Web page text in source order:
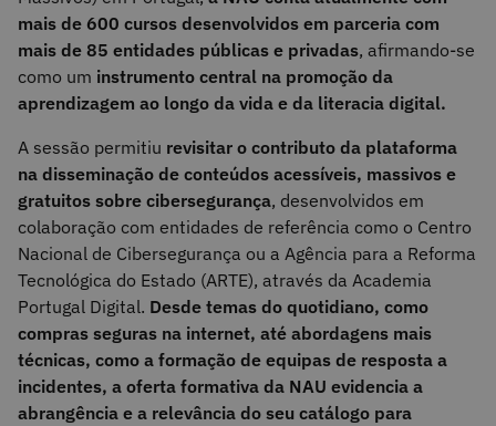
mais de 600 cursos desenvolvidos em parceria com
mais de 85 entidades públicas e privadas, afirmando-se
como um instrumento central na promoção da
aprendizagem ao longo da vida e da literacia digital.
A sessão permitiu revisitar o contributo da plataforma
na disseminação de conteúdos acessíveis, massivos e
gratuitos sobre cibersegurança, desenvolvidos em
colaboração com entidades de referência como o Centro
Nacional de Cibersegurança ou a Agência para a Reforma
Tecnológica do Estado (ARTE), através da Academia
Portugal Digital. Desde temas do quotidiano, como
compras seguras na internet, até abordagens mais
técnicas, como a formação de equipas de resposta a
incidentes, a oferta formativa da NAU evidencia a
abrangência e a relevância do seu catálogo para